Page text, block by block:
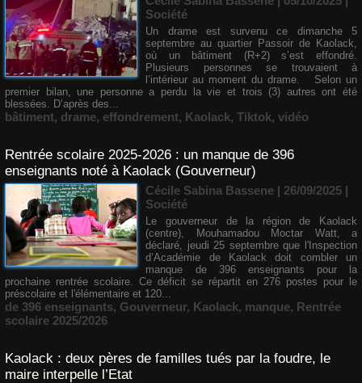
Société
Un drame est survenu ce dimanche 5
septembre au quartier Passoir de Kaolack,
où un bâtiment (R+2) s’est effondré.
Plusieurs personnes se trouvaient à
l’intérieur au moment du drame. Selon un
premier bilan, une personne a perdu la vie et trois (3) autres ont été
blessées. D’après des...
bâtiment, drame, effondrement, Kaolack, Tiktok, vidéo
Rentrée scolaire 2025-2026 : un manque de 396
enseignants noté à Kaolack (Gouverneur)
Cécile Sabina Bassene | 26/09/2025 |
Société
Le gouverneur de la région de Kaolack
(centre), Mouhamadou Moctar Watt, a
déclaré, jeudi 25 septembre que l'Inspection
d’Académie de Kaolack doit combler un
manque de 396 enseignants pour la
prochaine rentrée scolaire. Ce déficit se répartit en 276 postes pour le
préscolaire et l'élémentaire et 120...
de 396 enseignants, Gouverneur, Kaolack, manque, Rentrée
scolaire 2025/2026
Kaolack : deux pères de familles tués par la foudre, le
maire interpelle l’Etat